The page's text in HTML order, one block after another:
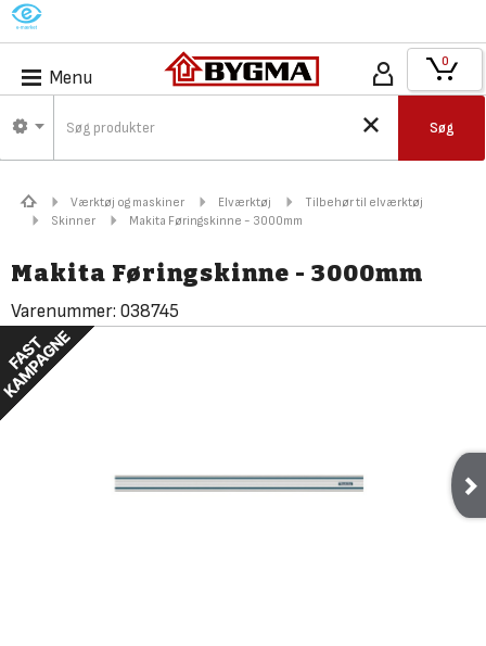
M
Menu
Søg
0
Værktøj og maskiner Elværktøj
Tilbehør til elværktøj
Skinner
Makita Føringskinne - 3000mm
Makita Føringskinne - 3000mm
Varenummer: 038745